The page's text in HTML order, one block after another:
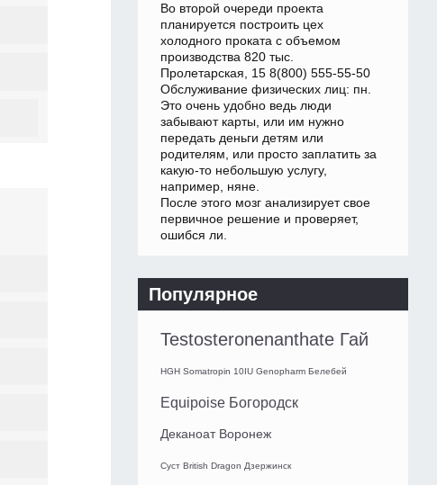
Во второй очереди проекта
планируется построить цех
холодного проката с объемом
производства 820 тыс.
Пролетарская, 15 8(800) 555-55-50
Обслуживание физических лиц: пн.
Это очень удобно ведь люди
забывают карты, или им нужно
передать деньги детям или
родителям, или просто заплатить за
какую-то небольшую услугу,
например, няне.
После этого мозг анализирует свое
первичное решение и проверяет,
ошибся ли.
Популярное
Testosteronenanthate Гай
HGH Somatropin 10IU Genopharm Белебей
Equipoise Богородск
Деканоат Воронеж
Суст British Dragon Дзержинск